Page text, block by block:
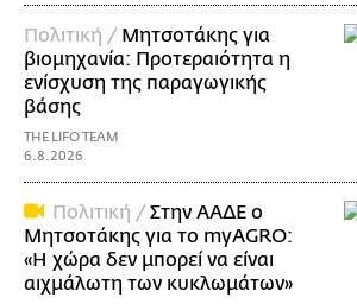
Πολιτική / Μητσοτάκης για
βιομηχανία: Προτεραιότητα η
ενίσχυση της παραγωγικής
βάσης
THE LIFO TEAM
6.8.2026
Πολιτική /Στην ΑΑΔΕ ο
Μητσοτάκης για το myAGRO:
«Η χώρα δεν μπορεί να είναι
αιχμάλωτη των κυκλωμάτων»